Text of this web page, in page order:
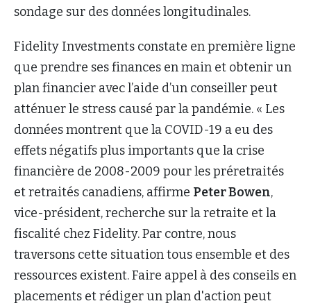
sondage sur des données longitudinales.
Fidelity Investments constate en première ligne
que prendre ses finances en main et obtenir un
plan financier avec l’aide d’un conseiller peut
atténuer le stress causé par la pandémie. « Les
données montrent que la COVID-19 a eu des
effets négatifs plus importants que la crise
financière de 2008-2009 pour les préretraités
et retraités canadiens, affirme Peter Bowen,
vice-président, recherche sur la retraite et la
fiscalité chez Fidelity. Par contre, nous
traversons cette situation tous ensemble et des
ressources existent. Faire appel à des conseils en
placements et rédiger un plan d'action peut